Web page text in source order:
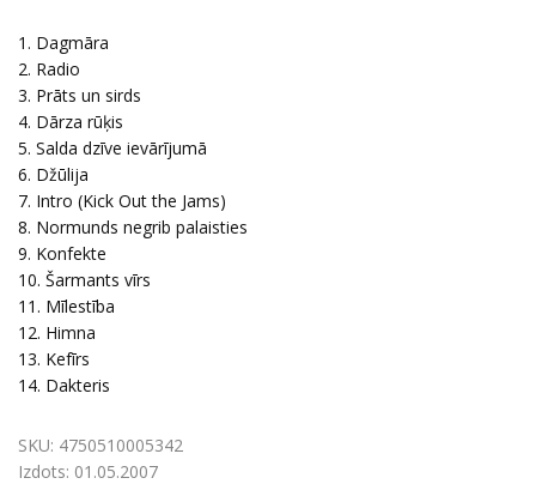
1. Dagmāra
2. Radio
3. Prāts un sirds
4. Dārza rūķis
5. Salda dzīve ievārījumā
6. Džūlija
7. Intro (Kick Out the Jams)
8. Normunds negrib palaisties
9. Konfekte
10. Šarmants vīrs
11. Mīlestība
12. Himna
13. Kefīrs
14. Dakteris
SKU: 4750510005342
Izdots: 01.05.2007